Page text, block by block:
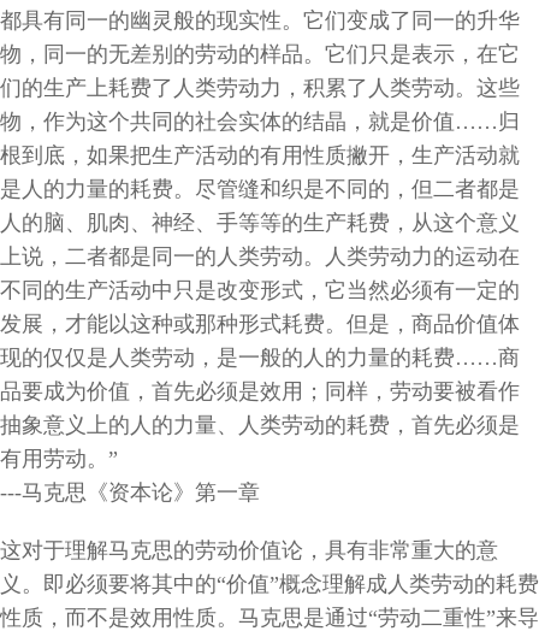
都具有同一的幽灵般的现实性。它们变成了同一的升华
物，同一的无差别的劳动的样品。它们只是表示，在它
们的生产上耗费了人类劳动力，积累了人类劳动。这些
物，作为这个共同的社会实体的结晶，就是价值……归
根到底，如果把生产活动的有用性质撇开，生产活动就
是人的力量的耗费。尽管缝和织是不同的，但二者都是
人的脑、肌肉、神经、手等等的生产耗费，从这个意义
上说，二者都是同一的人类劳动。人类劳动力的运动在
不同的生产活动中只是改变形式，它当然必须有一定的
发展，才能以这种或那种形式耗费。但是，商品价值体
现的仅仅是人类劳动，是一般的人的力量的耗费……商
品要成为价值，首先必须是效用；同样，劳动要被看作
抽象意义上的人的力量、人类劳动的耗费，首先必须是
有用劳动。”
---马克思《资本论》第一章
这对于理解马克思的劳动价值论，具有非常重大的意
义。即必须要将其中的“价值”概念理解成人类劳动的耗费
性质，而不是效用性质。马克思是通过“劳动二重性”来导